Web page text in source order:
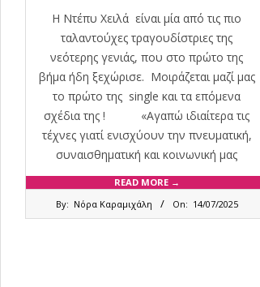
Η Ντέπυ Χειλά είναι μία από τις πιο
ταλαντούχες τραγουδίστριες της
νεότερης γενιάς, που στο πρώτο της
βήμα ήδη ξεχώρισε. Μοιράζεται μαζί μας
το πρώτο της single και τα επόμενα
σχέδια της ! «Αγαπώ ιδιαίτερα τις
τέχνες γιατί ενισχύουν την πνευματική,
συναισθηματική και κοινωνική μας
READ MORE →
By: Νόρα Καραμιχάλη On: 14/07/2025